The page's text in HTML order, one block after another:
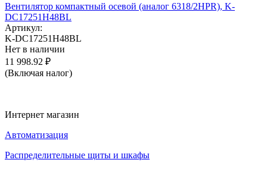
Вентилятор компактный осевой (аналог 6318/2HPR), K-
DC17251H48BL
Артикул:
K-DC17251H48BL
Нет в наличии
11 998.92 ₽
(Включая налог)
Интернет магазин
Автоматизация
Распределительные щиты и шкафы